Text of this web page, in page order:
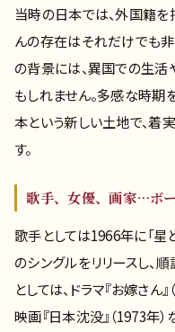
当時の日本では、外国籍を
んの存在はそれだけでも非
の背景には、異国での生
もしれません。多感な時
本という新しい土地で、着
す。
歌手、女優、画家…ボ
歌手としては1966年に「星
のシングルをリリースし、
としては、ドラマ『お嫁さん
映画『日本沈没』（1973年